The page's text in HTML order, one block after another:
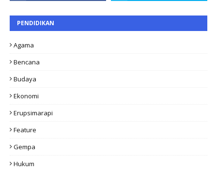
PENDIDIKAN
Agama
Bencana
Budaya
Ekonomi
Erupsimarapi
Feature
Gempa
Hukum